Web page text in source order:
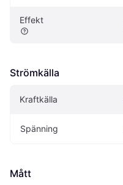
Effekt
Strömkälla
Kraftkälla
Spänning
Mått